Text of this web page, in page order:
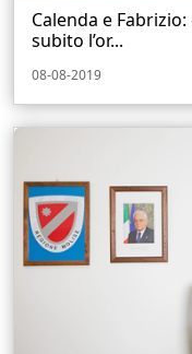
Calenda e
subito l’or...
08-08-2019